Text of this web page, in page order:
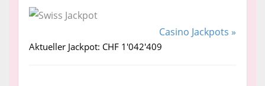
Casino Jackpots »
Aktueller Jackpot: CHF 1'042'409